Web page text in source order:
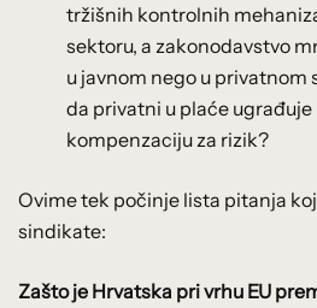
tržišnih kontrolnih
sektoru, a zakonodavstvo
u javnom nego u privatnom
da privatni u plaće
kompenzaciju za rizik?
Ovime tek počinje lista pitanja
sindikate:
Zašto je Hrvatska pri vrhu EU